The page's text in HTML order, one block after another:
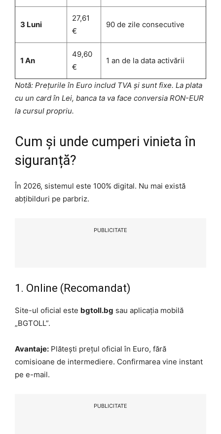
3 Luni
27,61
€
90 de zile consecutive
1 An
49,60
€
1 an de la data activării
Notă: Prețurile în Euro includ TVA și sunt fixe. La plata
cu un card în Lei, banca ta va face conversia RON-EUR
la cursul propriu.
Cum și unde cumperi vinieta în
siguranță?
În 2026, sistemul este 100% digital. Nu mai există
abțibilduri pe parbriz.
PUBLICITATE
1. Online (Recomandat)
Site-ul oficial este bgtoll.bg sau aplicația mobilă
„BGTOLL”.
Avantaje: Plătești prețul oficial în Euro, fără
comisioane de intermediere. Confirmarea vine instant
pe e-mail.
PUBLICITATE